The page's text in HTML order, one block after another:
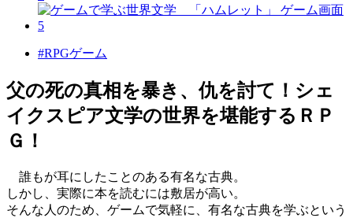
#RPGゲーム
父の死の真相を暴き、仇を討て！シェ
イクスピア文学の世界を堪能するＲＰ
Ｇ！
誰もが耳にしたことのある有名な古典。
しかし、実際に本を読むには敷居が高い。
そんな人のため、ゲームで気軽に、有名な古典を学ぶという